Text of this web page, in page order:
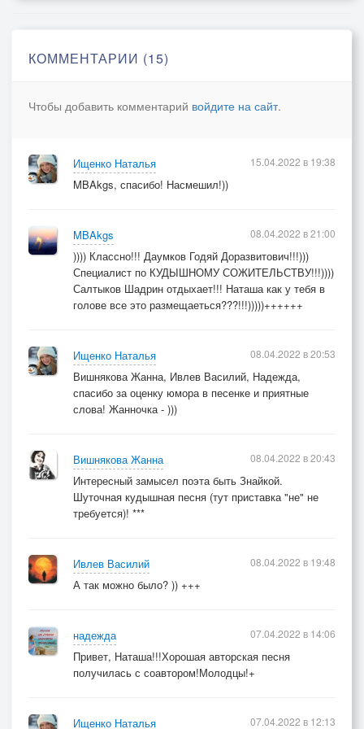
КОММЕНТАРИИ (15)
Чтобы добавить комментарий войдите на сайт.
Ищенко Наталья
MBAkgs, спасибо! Насмешил!))
15.04.2022 в 19:38
MBAkgs
)))) Классно!!! Даумков Годяй Доразвитович!!!)))
Специалист по КУДЫШНОМУ СОЖИТЕЛЬСТВУ!!!))))
Салтыков Шадрин отдыхает!!! Наташа как у тебя в
голове все это размещаеться???!!!)))))++++++
08.04.2022 в 21:00
Ищенко Наталья
Вишнякова Жанна, Ивлев Василий, Надежда,
спасибо за оценку юмора в песенке и приятные
слова! Жанночка - )))
08.04.2022 в 20:53
Вишнякова Жанна
Интересный замысел поэта быть Знайкой.
Шуточная кудышная песня (тут приставка "не" не
требуется)! ***
08.04.2022 в 20:43
Ивлев Василий
А так можно было? )) +++
08.04.2022 в 19:48
надежда
Привет, Наташа!!!Хорошая авторская песня
получилась с соавтором!Молодцы!+
07.04.2022 в 14:06
Ищенко Наталья 07.04.2022 в 12:13